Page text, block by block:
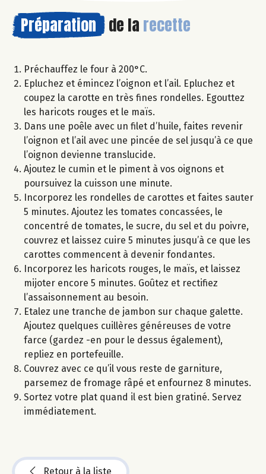
Préparation de la recette
Préchauffez le four à 200°C.
Epluchez et émincez l’oignon et l’ail. Epluchez et
coupez la carotte en très fines rondelles. Egouttez
les haricots rouges et le maïs.
Dans une poêle avec un filet d’huile, faites revenir
l’oignon et l’ail avec une pincée de sel jusqu’à ce que
l’oignon devienne translucide.
Ajoutez le cumin et le piment à vos oignons et
poursuivez la cuisson une minute.
Incorporez les rondelles de carottes et faites sauter
5 minutes. Ajoutez les tomates concassées, le
concentré de tomates, le sucre, du sel et du poivre,
couvrez et laissez cuire 5 minutes jusqu’à ce que les
carottes commencent à devenir fondantes.
Incorporez les haricots rouges, le maïs, et laissez
mijoter encore 5 minutes. Goûtez et rectifiez
l’assaisonnement au besoin.
Etalez une tranche de jambon sur chaque galette.
Ajoutez quelques cuillères généreuses de votre
farce (gardez -en pour le dessus également),
repliez en portefeuille.
Couvrez avec ce qu’il vous reste de garniture,
parsemez de fromage râpé et enfournez 8 minutes.
Sortez votre plat quand il est bien gratiné. Servez
immédiatement.
Retour à la liste